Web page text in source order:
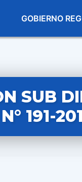
GOBIERNO
SUB
N° 191-